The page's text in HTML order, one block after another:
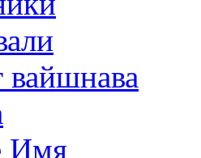
вайшнава
Имя